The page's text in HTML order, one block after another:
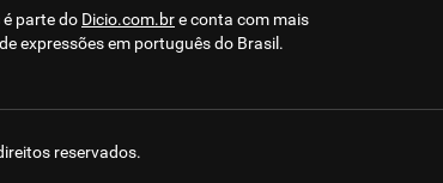
é parte do Dicio.com.bre conta com mais
expressões em português do Brasil.
reservados.